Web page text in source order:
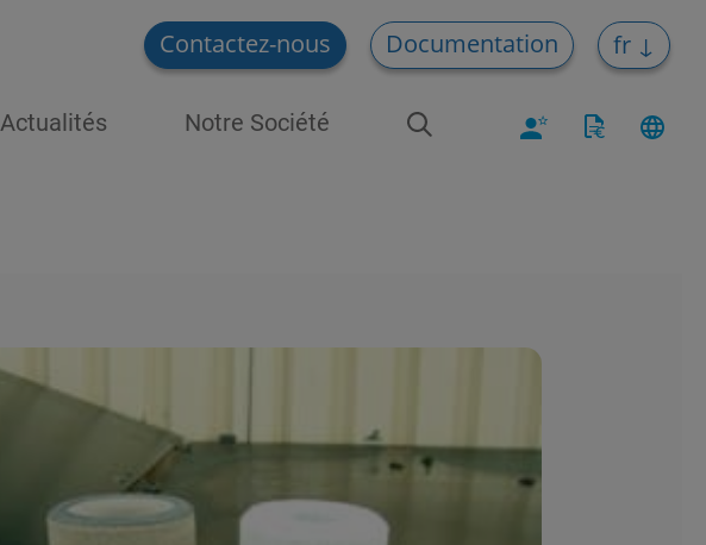
Contactez-nous Documentation fr
Actualités Notre Société